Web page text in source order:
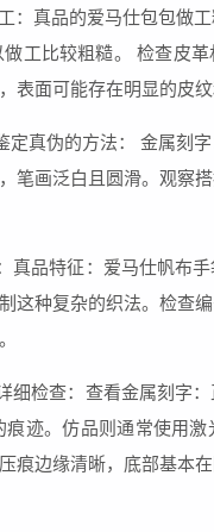
：真品的爱马仕包包做
工比较粗糙。 检查皮
表面可能存在明显的皮纹
真伪的方法： 金属刻
笔画泛白且圆滑。观察
品特征：爱马仕帆布
这种复杂的织法。检查
检查：查看金属刻字
迹。仿品则通常使用
边缘清晰，底部基本在